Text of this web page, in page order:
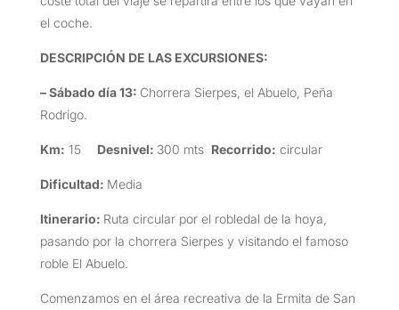
el coche.
DESCRIPCIÓN DE LAS EXCURSIONES:
– Sábado día 13: Chorrera Sierpes, el Abuelo, Peña
Rodrigo.
Km: 15Desnivel: 300 mts Recorrido: circular
Dificultad: Media
Itinerario: Ruta circular por el robledal de la hoya,
pasando por la chorrera Sierpes y visitando el famoso
roble El Abuelo.
Comenzamos en el área recreativa de la Ermita de San